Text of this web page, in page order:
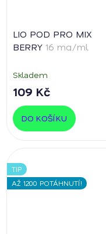
LIO POD PRO MIX
BERRY 16 mg/ml
Skladem
109 Kč
DO KOŠÍKU
TIP
AŽ 1200 POTÁHNUTÍ!